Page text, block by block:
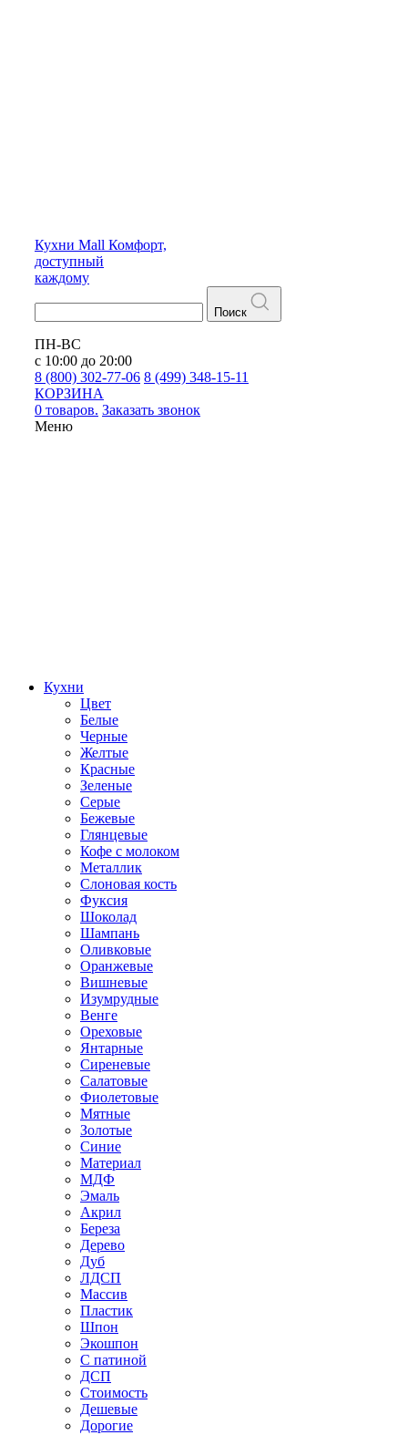
Кухни Mall Комфорт,
доступный
каждому
Поиск
ПН-ВС
с 10:00 до 20:00
8 (800) 302-77-06 8 (499) 348-15-11
КОРЗИНА
0 товаров. Заказать звонок
Меню
Кухни
Цвет
Белые
Черные
Желтые
Красные
Зеленые
Серые
Бежевые
Глянцевые
Кофе с молоком
Металлик
Слоновая кость
Фуксия
Шоколад
Шампань
Оливковые
Оранжевые
Вишневые
Изумрудные
Венге
Ореховые
Янтарные
Сиреневые
Салатовые
Фиолетовые
Мятные
Золотые
Синие
Материал
МДФ
Эмаль
Акрил
Береза
Дерево
Дуб
ЛДСП
Массив
Пластик
Шпон
Экошпон
С патиной
ДСП
Стоимость
Дешевые
Дорогие